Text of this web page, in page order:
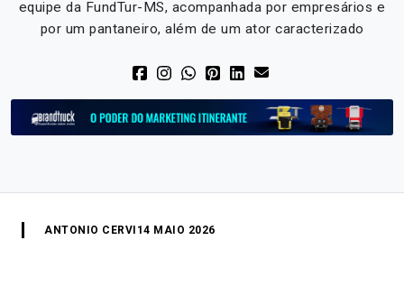
equipe da FundTur-MS, acompanhada por empresários e
por um pantaneiro, além de um ator caracterizado
ANTONIO CERVI 14 MAIO 2026